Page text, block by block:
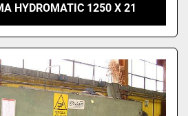
HYDROMATIC 1250 X 21